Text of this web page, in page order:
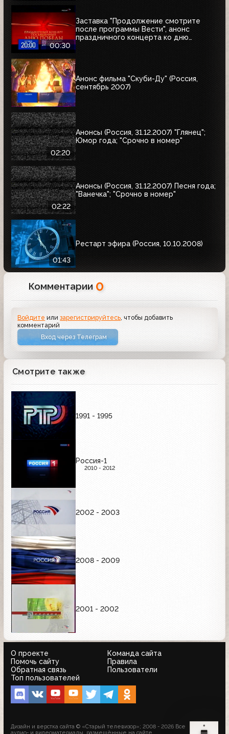
00:30
Заставка "Продолжение смотрите
после программы Вести", анонс
праздничного концерта ко дню
Анонс фильма "Скуби-Ду" (Россия,
сентябрь 2007)
02:20
Анонсы (Россия, 31.12.2007) "Глянец";
Юмор года; "Срочно в номер"
02:22
Анонсы (Россия, 31.12.2007) Песня года;
"Ванечка"; "Срочно в номер"
01:43
Рестарт эфира (Россия, 10.10.2008)
Комментарии 0
Войдите илизарегистрируйтесь , чтобы добавить
комментарий
Вход через Телеграм
Смотрите также
1991 - 1995
Россия-1
2010 - 2012
2002 - 2003
2008 - 2009
2001 - 2002
О проекте
Команда сайта
Помочь сайту
Правила
Обратная связь
Пользователи
Топ пользователей
Дизайн и верстка сайта © «Старый телевизор»; 2008 - 2026 Все
аудио- и видеоматериалы, размещённые на сайте,